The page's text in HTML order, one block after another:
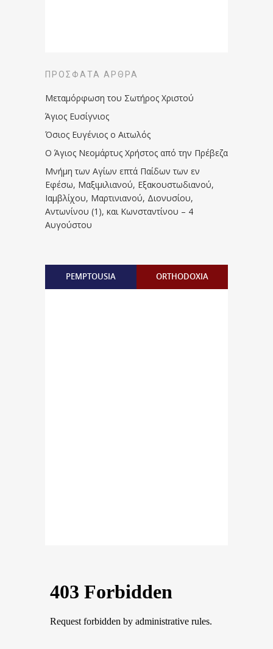
ΠΡΌΣΦΑΤΑ ΆΡΘΡΑ
Μεταμόρφωση του Σωτήρος Χριστού
Άγιος Ευσίγνιος
Όσιος Ευγένιος ο Αιτωλός
Ο Άγιος Νεομάρτυς Χρήστος από την Πρέβεζα
Μνήμη των Aγίων επτά Παίδων των εν
Eφέσω, Mαξιμιλιανού, Eξακουστωδιανού,
Iαμβλίχου, Mαρτινιανού, Διονυσίου,
Aντωνίνου (1), και Kωνσταντίνου – 4
Αυγούστου
PEMPTOUSIA ORTHODOXIA